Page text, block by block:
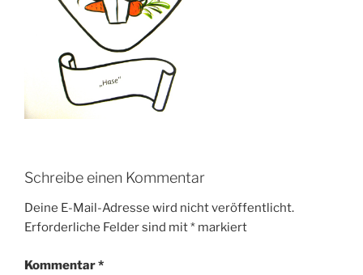
Schreibe einen Kommentar
Deine E-Mail-Adresse wird nicht veröffentlicht.
Erforderliche Felder sind mit* markiert
Kommentar*